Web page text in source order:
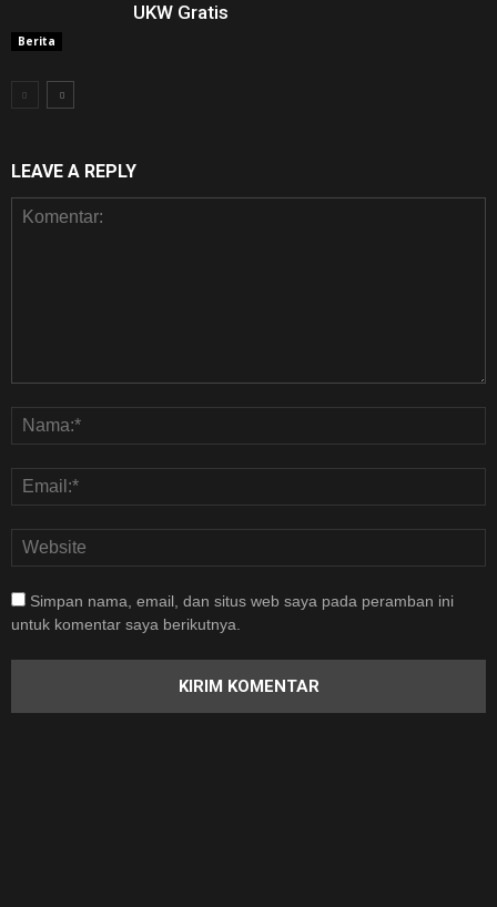
Berita
UKW Gratis
LEAVE A REPLY
Simpan nama, email, dan situs web saya pada peramban ini
untuk komentar saya berikutnya.